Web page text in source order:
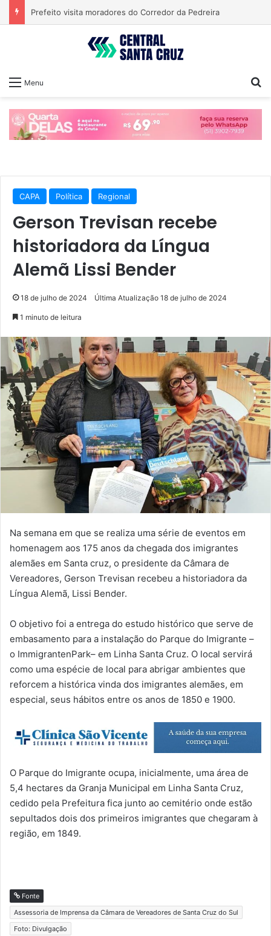
Prefeito visita moradores do Corredor da Pedreira
Menu
CAPA Política Regional
Gerson Trevisan recebe
historiadora da Língua
Alemã Lissi Bender
18 de julho de 2024 Última Atualização 18 de julho de 2024
1 minuto de leitura
Na semana em que se realiza uma série de eventos em
homenagem aos 175 anos da chegada dos imigrantes
alemães em Santa cruz, o presidente da Câmara de
Vereadores, Gerson Trevisan recebeu a historiadora da
Língua Alemã, Lissi Bender.
O objetivo foi a entrega do estudo histórico que serve de
embasamento para a instalação do Parque do Imigrante –
o ImmigrantenPark– em Linha Santa Cruz. O local servirá
como uma espécie de local para abrigar ambientes que
reforcem a histórica vinda dos imigrantes alemães, em
especial, seus hábitos entre os anos de 1850 e 1900.
O Parque do Imigrante ocupa, inicialmente, uma área de
5,4 hectares da Granja Municipal em Linha Santa Cruz,
cedido pela Prefeitura fica junto ao cemitério onde estão
sepultados dois dos primeiros imigrantes que chegaram à
região, em 1849.
Fonte
Assessoria de Imprensa da Câmara de Vereadores de Santa Cruz do Sul
Foto: Divulgação